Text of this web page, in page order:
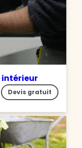
intérieur
Devis gratuit